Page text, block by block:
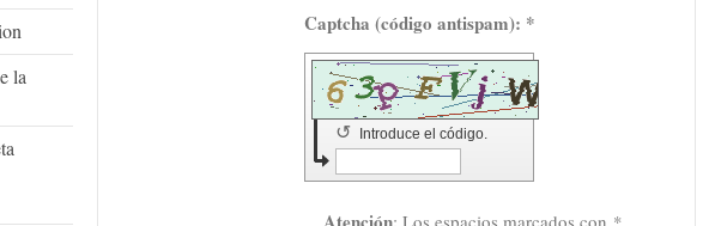
la
Captcha (código antispam): *
Introduce el código.
↺
: Los espacios marcados con *